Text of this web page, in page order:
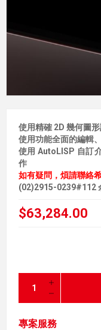
使用精確 2D 幾何圖
使用功能全面的編輯
使用 AutoLISP 自訂
作
如有疑問，煩請聯絡
(02)2915-0239#112
$63,284.00
專案服務